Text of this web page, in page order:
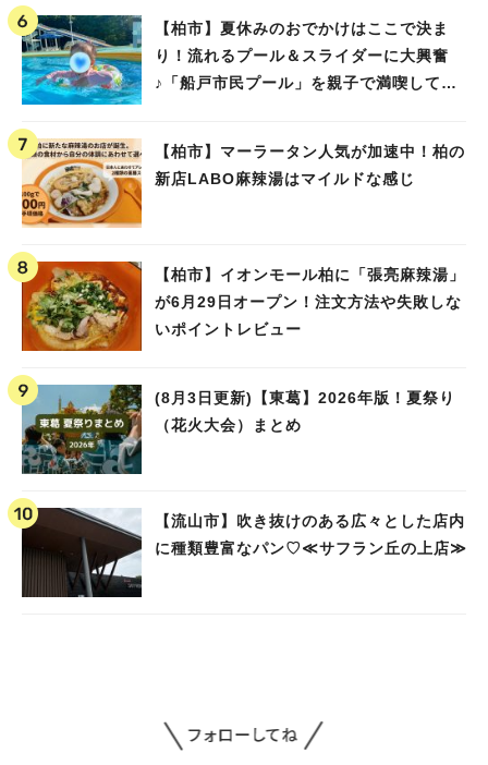
【柏市】夏休みのおでかけはここで決ま
り！流れるプール＆スライダーに大興奮
♪「船戸市民プール」を親子で満喫してき
【柏市】マーラータン人気が加速中！柏の
新店LABO麻辣湯はマイルドな感じ
【柏市】イオンモール柏に「張亮麻辣湯」
が6月29日オープン！注文方法や失敗しな
いポイントレビュー
(8月3日更新)【東葛】2026年版！夏祭り
（花火大会）まとめ
【流山市】吹き抜けのある広々とした店内
に種類豊富なパン♡≪サフラン丘の上店≫